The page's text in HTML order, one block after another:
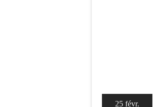
25 févr.